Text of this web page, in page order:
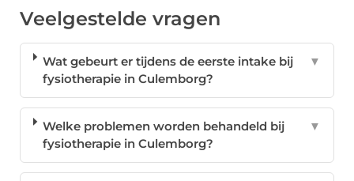
Veelgestelde vragen
Wat gebeurt er tijdens de eerste intake bij
fysiotherapie in Culemborg?
▼
Welke problemen worden behandeld bij
fysiotherapie in Culemborg?
▼